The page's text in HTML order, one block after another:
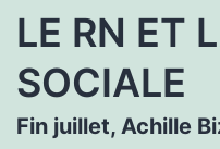
LE RN ET
SOCIALE
Fin juillet, Achille